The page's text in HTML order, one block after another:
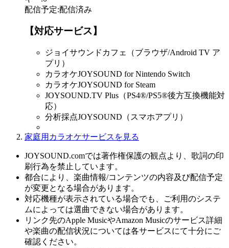
配信予定:配信済み
【対応サービス】
ジョイサウンドカフェ（ブラウザ/Android TV ア
プリ）
カラオケJOYSOUND for Nintendo Switch
カラオケJOYSOUND for Steam
JOYSOUND.TV Plus（PS4®/PS5®後方互換機能対
応）
分析採点JOYSOUND（スマホアプリ）
家庭用カラオケサービスを見る
JOYSOUND.comでは著作権保護の観点より、歌詞の印
刷行為を禁止しています。
都合により、楽曲情報/コンテンツの内容及び配信予定
が変更となる場合があります。
対応機種が表示されている場合でも、ご利用のシステ
ムによっては選曲できない場合があります。
リンク先のApple MusicやAmazon Musicのサービス詳細
や楽曲の配信状況については各サービスにて十分にご
確認ください。